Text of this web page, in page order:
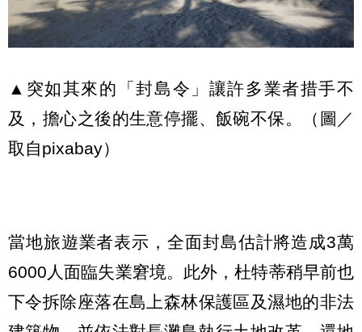
▲突如其來的「封島令」讓許多業者措手不
及，擔心之後的生意停擺、飯碗不保。（圖／
取自pixabay）
當地旅遊業者表示，全面封島估計將造成3萬
6000人面臨失業窘境。此外，杜特蒂稍早前也
下令拆除座落在島上森林保護區及濕地的非法